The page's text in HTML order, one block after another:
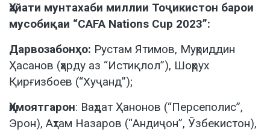
Ҳайати мунтахаби миллии Тоҷикистон барои
мусобиқаи “CAFA Nations Cup 2023”:
Дарвозабонҳо: Рустам Ятимов, Муҳриддин
Ҳасанов (ҳарду аз “Истиқлол”), Шоҳрух
Қирғизбоев (“Хуҷанд”);
Ҳимоятгарон: Ваҳдат Ҳанонов (“Персеполис”,
Эрон), Аҳтам Назаров (“Андиҷон”, Ӯзбекистон),